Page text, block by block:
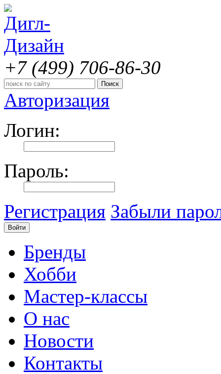
+7 (499) 706-86-30
Авторизация
Логин:
Пароль:
Регистрация Забыли
Бренды
Хобби
Мастер-классы
О нас
Новости
Контакты